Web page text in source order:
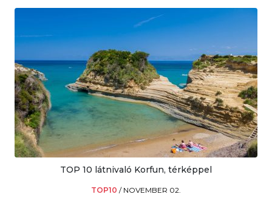
TOP 10 látnivaló Korfun, térképpel
TOP10 / NOVEMBER 02.